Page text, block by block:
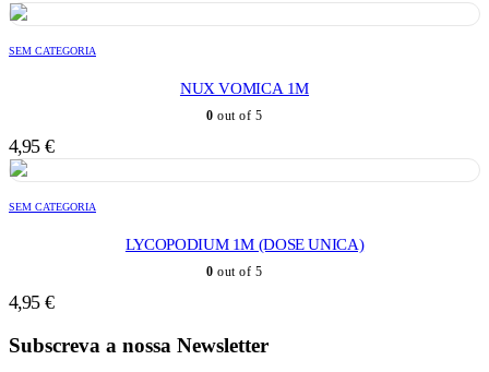
SEM CATEGORIA
NUX VOMICA 1M
0 out of 5
4,95 €
SEM CATEGORIA
LYCOPODIUM 1M (DOSE UNICA)
0 out of 5
4,95 €
Subscreva a nossa Newsletter